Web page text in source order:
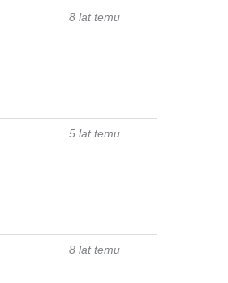
8 lat temu
5 lat temu
8 lat temu